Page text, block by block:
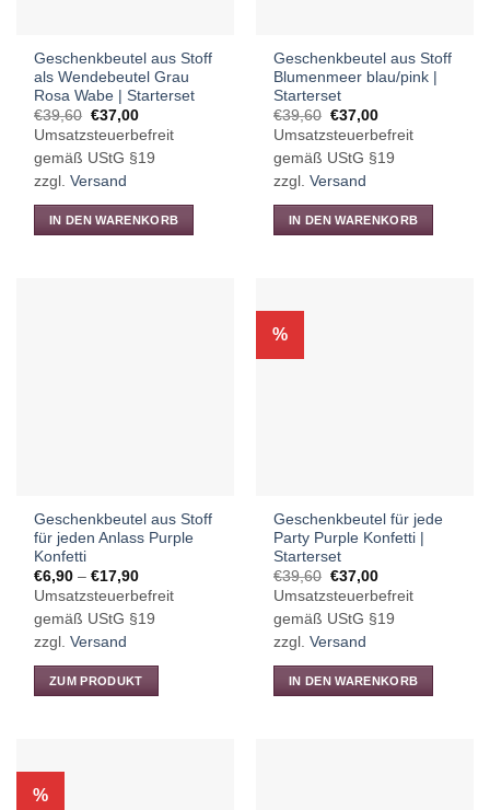
werden
Geschenkbeutel aus Stoff
als Wendebeutel Grau
Rosa Wabe | Starterset
€39,60 Ursprünglicher
Preis
war:
€39,60
€37,00Aktueller
Preis
ist:
€37,00.
Umsatzsteuerbefreit
gemäß UStG §19
zzgl.Versand
IN DEN WARENKORB
Geschenkbeutel aus Stoff
Blumenmeer blau/pink |
Starterset
€39,60 Ursprünglicher
Preis
war:
€39,60
€37,00Aktueller
Preis
ist:
€37,00.
Umsatzsteuerbefreit
gemäß UStG §19
zzgl.Versand
IN DEN WARENKORB
Geschenkbeutel aus Stoff
für jeden Anlass Purple
Konfetti
€6,90 –€17,90Preisspanne:
€6,90
bis
€17,90
Umsatzsteuerbefreit
gemäß UStG §19
zzgl.Versand
ZUM PRODUKT
mehrere
Varianten
%
Geschenkbeutel für jede
Party Purple Konfetti |
Starterset
€39,60 Ursprünglicher
Preis
war:
€39,60
€37,00Aktueller
Preis
ist:
€37,00.
Umsatzsteuerbefreit
gemäß UStG §19
zzgl.Versand
IN DEN WARENKORB
%